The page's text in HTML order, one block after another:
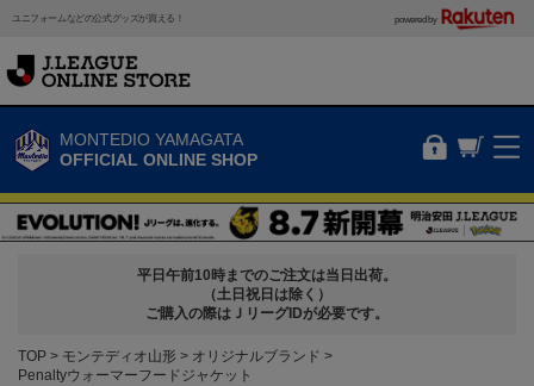
ユニフォームなどの公式グッズが買える！ powered by
MONTEDIO YAMAGATA
OFFICIAL ONLINE SHOP
平日午前10時までのご注文は当日出荷。
（土日祝日は除く）
ご購入の際はＪリーグIDが必要です。
TOP モンテディオ山形
オリジナルブランド
Penaltyウォーマーフードジャケット